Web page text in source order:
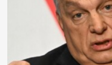
A
szóló film
képernyő...